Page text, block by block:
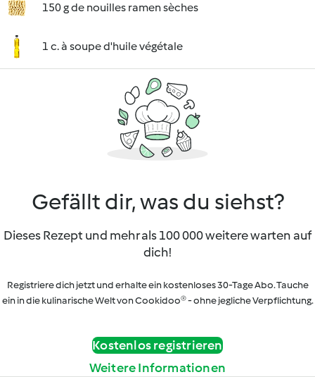
150 g de nouilles ramen sèches
1 c. à soupe d'huile végétale
Gefällt dir, was du siehst?
Dieses Rezept und mehr als 100 000 weitere warten auf
dich!
Registriere dich jetzt und erhalte ein kostenloses 30-Tage Abo. Tauche
ein in die kulinarische Welt von Cookidoo® - ohne jegliche Verpflichtung.
Kostenlos registrieren
Weitere Informationen